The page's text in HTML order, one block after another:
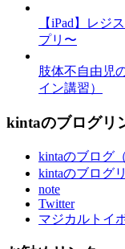
【iPad】レジ
プリ〜
肢体不自由児
イン講習）
kintaのブログリ
kintaのブログ
kintaのブログ
note
Twitter
マジカルトイ